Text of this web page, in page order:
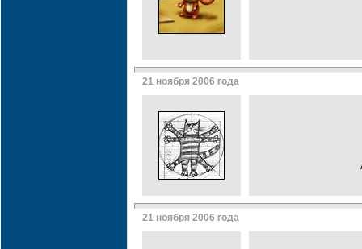
21 ноября 2006 года
21 ноября 2006 года